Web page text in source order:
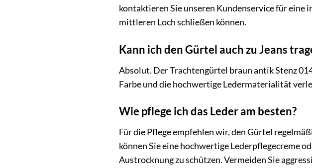
kontaktieren Sie unseren Kundenservice für eine
mittleren Loch schließen können.
Kann ich den Gürtel auch zu Jeans
Absolut. Der Trachtengürtel braun antik Stenz
Farbe und die hochwertige Ledermaterialität
Wie pflege ich das Leder am besten?
Für die Pflege empfehlen wir, den Gürtel
können Sie eine hochwertige Lederpflegecreme
Austrocknung zu schützen. Vermeiden Sie